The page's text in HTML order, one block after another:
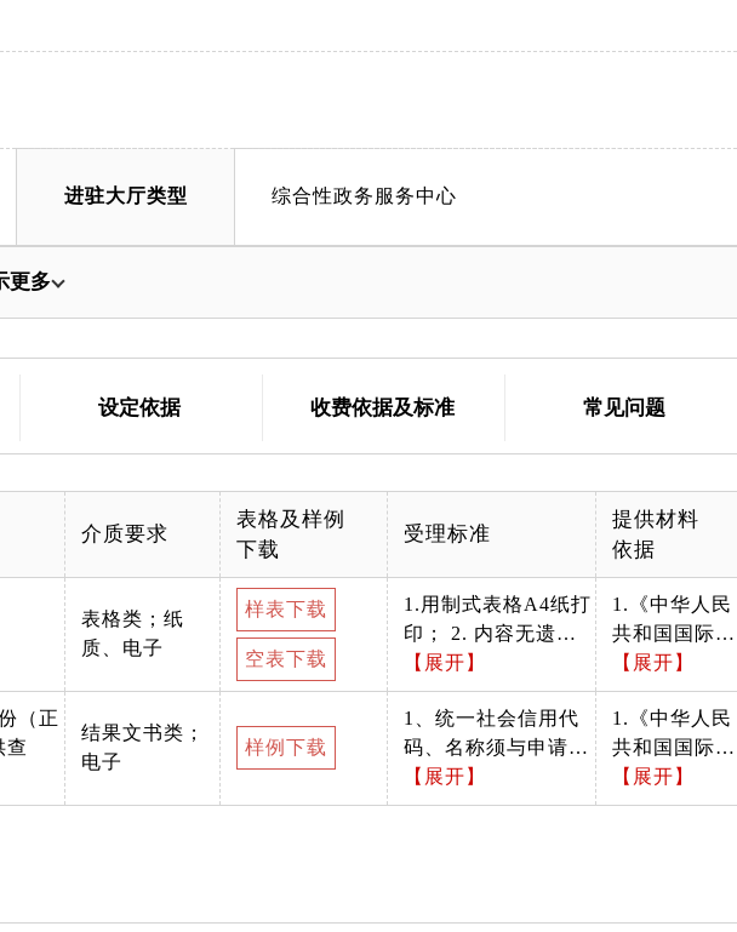
进驻大厅类型 综合性政务服务中心
更多
设定依据 收费依据及标准 常见问题
介质要求
表格及样例
下载
受理标准
提供材料
依据
表格类；纸
质、电子
样表下载
空表下载
1.用制式表格A4纸打
印； 2. 内容无遗
漏，申请单位信息应
与营业执照信息保持
一致； 3. 照面及身
份信息应在有效期
内； 4.申报材料所填
写内容应准确无误；
有效的安全与防污染
【展开】
1.《中华人民
共和国国际海
运条例》（中
华人民共和国
国务院令第70
9号）第二十
四条； 2.
《中华人民共
民共和国交通
【展开】
（正
查
结果文书类；
电子
样例下载
1、统一社会信用代
码、名称须与申请人
信息一致。 2、营业
期限须在有效期范围
【展开】
1.《中华人民
共和国国际海
运条例》（中
华人民共和国
《中华人民共
【展开】